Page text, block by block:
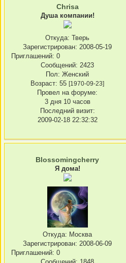
Chrisa
Душа компании!
Откуда: Тверь
Зарегистрирован: 2008-05-19
Приглашений: 0
Сообщений: 2423
Пол: Женский
Возраст: 55 [1970-09-23]
Провел на форуме:
3 дня 10 часов
Последний визит:
2009-02-18 22:32:32
Blossomingcherry
Я дома!
Откуда: Москва
Зарегистрирован: 2008-06-09
Приглашений: 0